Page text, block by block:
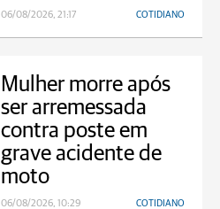
06/08/2026, 21:17 COTIDIANO
Mulher morre após
ser arremessada
contra poste em
grave acidente de
moto
06/08/2026, 10:29 COTIDIANO